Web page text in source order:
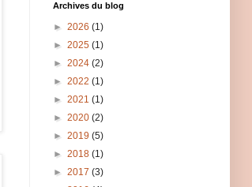
Archives du blog
► 2026 (1)
► 2025 (1)
► 2024 (2)
► 2022 (1)
► 2021 (1)
► 2020 (2)
► 2019 (5)
► 2018 (1)
► 2017 (3)